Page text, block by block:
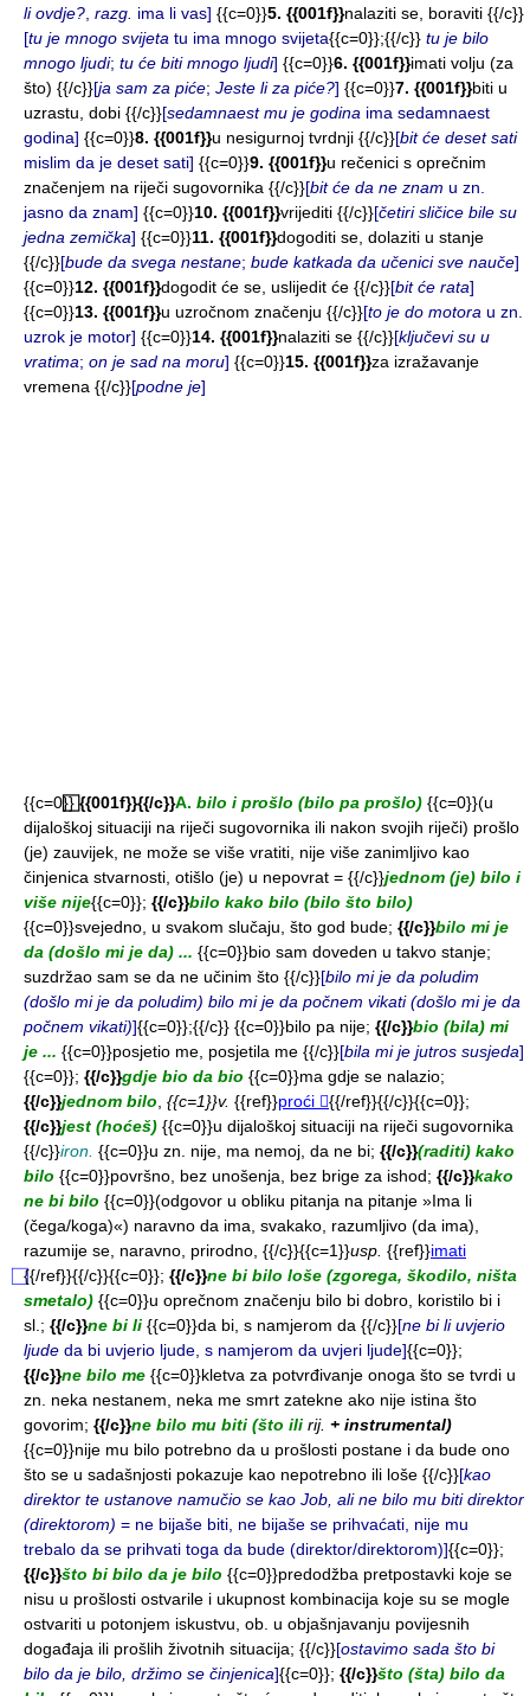
li ovdje? razg. ima li vas] {{c=0}}5. {{001f}}nalaziti se, boraviti {{/c}}
[tu je mnogo svijeta tu ima mnogo svijeta{{c=0}};{{/c}} tu je bilo
mnogo ljudi; tu će biti mnogo ljudi] {{c=0}}6. {{001f}}imati volju (za
što) {{/c}}[ja sam za piće; Jeste li za piće?] {{c=0}}7. {{001f}}biti u
uzrastu, dobi {{/c}}[sedamnaest mu je godina ima sedamnaest
godina] {{c=0}}8. {{001f}}u nesigurnoj tvrdnji {{/c}}[bit će deset sati
mislim da je deset sati] {{c=0}}9. {{001f}}u rečenici s oprečnim
značenjem na riječi sugovornika {{/c}}[bit će da ne znam u zn.
jasno da znam] {{c=0}}10. {{001f}}vrijediti {{/c}}[četiri sličice bile su
jedna zemička] {{c=0}}11. {{001f}}dogoditi se, dolaziti u stanje
{{/c}}[bude da svega nestane; bude katkada da učenici sve nauče]
{{c=0}}12. {{001f}}dogodit će se, uslijedit će {{/c}}[bit će rata]
{{c=0}}13. {{001f}}u uzročnom značenju {{/c}}[to je do motora u zn.
uzrok je motor] {{c=0}}14. {{001f}}nalaziti se {{/c}}[ključevi su u
vratima; on je sad na moru] {{c=0}}15. {{001f}}za izražavanje
vremena {{/c}}[podne je]
{{c=0}}⃞ {{001f}}{{/c}}A. bilo i prošlo (bilo pa prošlo) {{c=0}}(u
dijaloškoj situaciji na riječi sugovornika ili nakon svojih riječi) prošlo
(je) zauvijek, ne može se više vratiti, nije više zanimljivo kao
činjenica stvarnosti, otišlo (je) u nepovrat = {{/c}}jednom (je) bilo i
više nije{{c=0}}; {{/c}}bilo kako bilo (bilo što bilo)
{{c=0}}svejedno, u svakom slučaju, što god bude; {{/c}}bilo mi je
da (došlo mi je da) ... {{c=0}}bio sam doveden u takvo stanje;
suzdržao sam se da ne učinim što {{/c}}[bilo mi je da poludim
(došlo mi je da poludim) bilo mi je da počnem vikati (došlo mi je da
počnem vikati)]{{c=0}};{{/c}} {{c=0}}bilo pa nije; {{/c}}bio (bila) mi
je ... {{c=0}}posjetio me, posjetila me {{/c}}[bila mi je jutros susjeda]
{{c=0}}; {{/c}}gdje bio da bio {{c=0}}ma gdje se nalazio;
{{/c}}jednom bilo {{c=1}}v. {{ref}}proći ⃞{{/ref}}{{/c}}{{c=0}};
{{/c}}jest (hoćeš) {{c=0}}u dijaloškoj situaciji na riječi sugovornika
{{/c}}iron. {{c=0}}u zn. nije, ma nemoj, da ne bi; {{/c}}(raditi) kako
bilo {{c=0}}površno, bez unošenja, bez brige za ishod; {{/c}}kako
ne bi bilo {{c=0}}(odgovor u obliku pitanja na pitanje »Ima li
(čega/koga)«) naravno da ima, svakako, razumljivo (da ima),
razumije se, naravno, prirodno, {{/c}}{{c=1}}usp. {{ref}}imati
{{/ref}}{{/c}}{{c=0}}; {{/c}}ne bi bilo loše (zgorega, škodilo, ništa
smetalo) {{c=0}}u oprečnom značenju bilo bi dobro, koristilo bi i
sl.; {{/c}}ne bi li {{c=0}}da bi, s namjerom da {{/c}}[ne bi li uvjerio
ljude da bi uvjerio ljude, s namjerom da uvjeri ljude]{{c=0}};
{{/c}}ne bilo me {{c=0}}kletva za potvrđivanje onoga što se tvrdi u
zn. neka nestanem, neka me smrt zatekne ako nije istina što
govorim; {{/c}}ne bilo mu biti (što ili rij. + instrumental)
{{c=0}}nije mu bilo potrebno da u prošlosti postane i da bude ono
što se u sadašnjosti pokazuje kao nepotrebno ili loše {{/c}}[kao
direktor te ustanove namučio se kao Job, ali ne bilo mu biti direktor
(direktorom) = ne bijaše biti, ne bijaše se prihvaćati, nije mu
trebalo da se prihvati toga da bude (direktor/direktorom)]{{c=0}};
{{/c}}što bi bilo da je bilo {{c=0}}predodžba pretpostavki koje se
nisu u prošlosti ostvarile i ukupnost kombinacija koje su se mogle
ostvariti u potonjem iskustvu, ob. u objašnjavanju povijesnih
događaja ili prošlih životnih situacija; {{/c}}[ostavimo sada što bi
bilo da je bilo, držimo se činjenica]{{c=0}}; {{/c}}što (šta) bilo da